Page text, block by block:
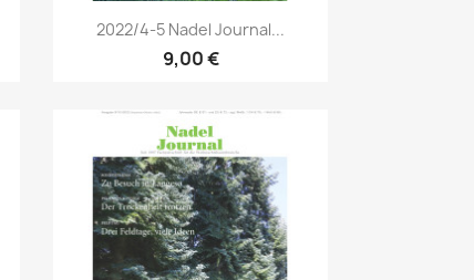
Vorschau
2022/4-5 Nadel Journal...
9,00 €